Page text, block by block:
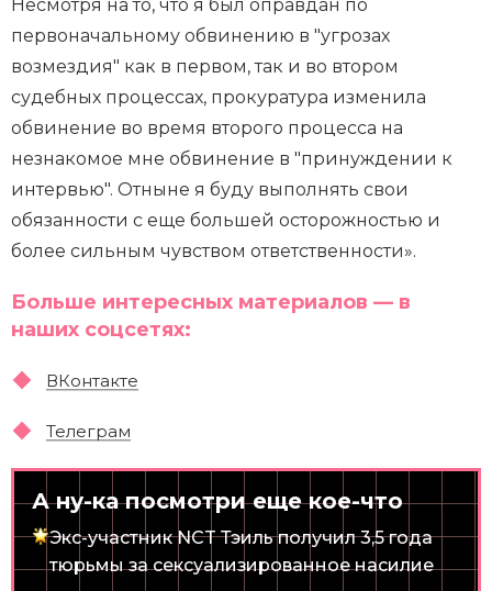
Несмотря на то, что я был оправдан по
первоначальному обвинению в "угрозах
возмездия" как в первом, так и во втором
судебных процессах, прокуратура изменила
обвинение во время второго процесса на
незнакомое мне обвинение в "принуждении к
интервью". Отныне я буду выполнять свои
обязанности с еще большей осторожностью и
более сильным чувством ответственности».
Больше интересных материалов — в
наших соцсетях:
ВКонтакте
Телеграм
А ну-ка посмотри еще кое-что
Экс-участник NCT Тэиль получил 3,5 года
тюрьмы за сексуализированное насилие